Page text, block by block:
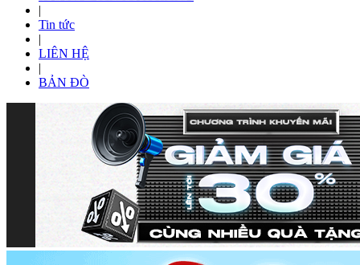
|
Tin tức
|
LIÊN HỆ
|
BẢN ĐÒ